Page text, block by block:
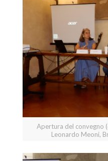
Apertura del convegno
Leonardo Meoni,